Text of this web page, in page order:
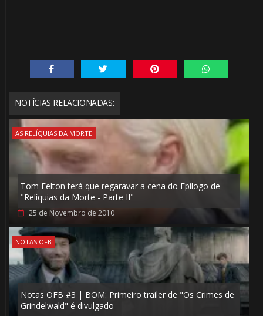
NOTÍCIAS RELACIONADAS:
AS RELÍQUIAS DA MORTE
Tom Felton terá que regaravar a cena do Epílogo de
"Relíquias da Morte - Parte II"
25 de Novembro de 2010
NOTAS OFB
Notas OFB #3 | BOM: Primeiro trailer de "Os Crimes de
Grindelwald" é divulgado